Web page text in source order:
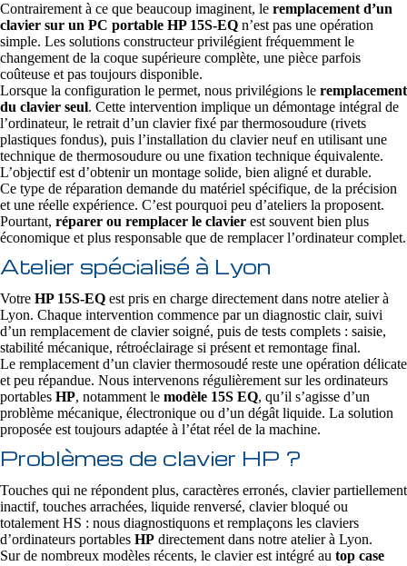
Contrairement à ce que beaucoup imaginent, le remplacement d’un
clavier sur un PC portable HP 15S-EQ n’est pas une opération
simple. Les solutions constructeur privilégient fréquemment le
changement de la coque supérieure complète, une pièce parfois
coûteuse et pas toujours disponible.
Lorsque la configuration le permet, nous privilégions le remplacement
du clavier seul. Cette intervention implique un démontage intégral de
l’ordinateur, le retrait d’un clavier fixé par thermosoudure (rivets
plastiques fondus), puis l’installation du clavier neuf en utilisant une
technique de thermosoudure ou une fixation technique équivalente.
L’objectif est d’obtenir un montage solide, bien aligné et durable.
Ce type de réparation demande du matériel spécifique, de la précision
et une réelle expérience. C’est pourquoi peu d’ateliers la proposent.
Pourtant, réparer ou remplacer le clavier est souvent bien plus
économique et plus responsable que de remplacer l’ordinateur complet.
Atelier spécialisé à Lyon
Votre HP 15S-EQ est pris en charge directement dans notre atelier à
Lyon. Chaque intervention commence par un diagnostic clair, suivi
d’un remplacement de clavier soigné, puis de tests complets : saisie,
stabilité mécanique, rétroéclairage si présent et remontage final.
Le remplacement d’un clavier thermosoudé reste une opération délicate
et peu répandue. Nous intervenons régulièrement sur les ordinateurs
portables HP, notamment le modèle 15S EQ, qu’il s’agisse d’un
problème mécanique, électronique ou d’un dégât liquide. La solution
proposée est toujours adaptée à l’état réel de la machine.
Problèmes de clavier HP ?
Touches qui ne répondent plus, caractères erronés, clavier partiellement
inactif, touches arrachées, liquide renversé, clavier bloqué ou
totalement HS : nous diagnostiquons et remplaçons les claviers
d’ordinateurs portables HP directement dans notre atelier à Lyon.
Sur de nombreux modèles récents, le clavier est intégré au top case